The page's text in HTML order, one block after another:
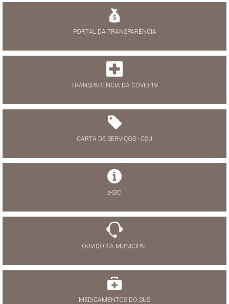
PORTAL DA TRANSPARÊNCIA
TRANSPARÊNCIA DA COVID-19
CARTA DE SERVIÇOS - CSU
e-SIC
OUVIDORIA MUNICIPAL
MEDICAMENTOS DO SUS